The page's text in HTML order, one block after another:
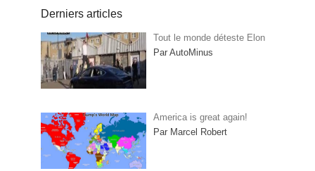
Derniers articles
Tout le monde déteste Elon
Par AutoMinus
America is great again!
Par Marcel Robert